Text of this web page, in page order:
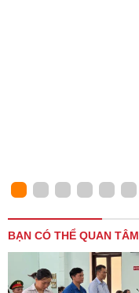
BẠN CÓ THỂ QUAN TÂM